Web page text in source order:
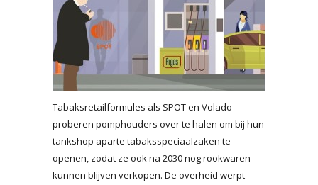
Tabaksretailformules als SPOT en Volado
proberen pomphouders over te halen om bij hun
tankshop aparte tabaksspeciaalzaken te
openen, zodat ze ook na 2030 nog rookwaren
kunnen blijven verkopen. De overheid werpt